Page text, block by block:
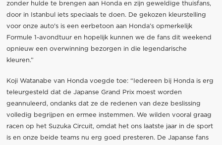
zonder hulde te brengen aan Honda en zijn geweldige thuisfans,
door in Istanbul iets speciaals te doen. De gekozen kleurstelling
voor onze auto's is een eerbetoon aan Honda’s opmerkelijk
Formule 1-avondtuur en hopelijk kunnen we de fans dit weekend
opnieuw een overwinning bezorgen in die legendarische
kleuren.”
Koji Watanabe van Honda voegde toe: “Iedereen bij Honda is erg
teleurgesteld dat de Japanse Grand Prix moest worden
geannuleerd, ondanks dat ze de redenen van deze beslissing
volledig begrijpen en ermee instemmen. We wilden vooral graag
racen op het Suzuka Circuit, omdat het ons laatste jaar in de sport
is en onze beide teams nu erg goed presteren. De Japanse fans